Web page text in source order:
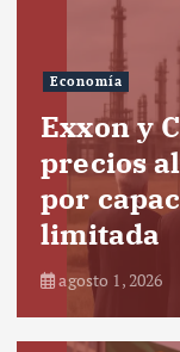
Economía
Exxon y
precios
por
limitada
agosto 1, 2026